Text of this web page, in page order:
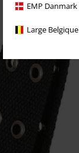
EMP Danmark
Large Belgique